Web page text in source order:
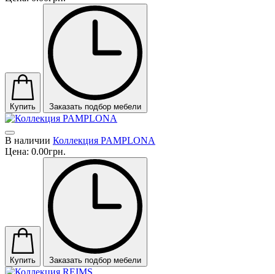
Купить Заказать подбор мебели
В наличии Коллекция PAMPLONA
Цена: 0.00грн.
Купить Заказать подбор мебели